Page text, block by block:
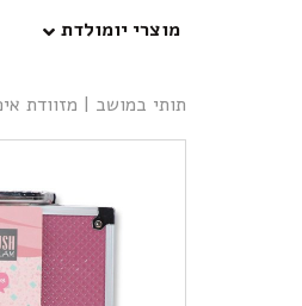
מוצרי יומולדת
תותי במושב | מזוודת